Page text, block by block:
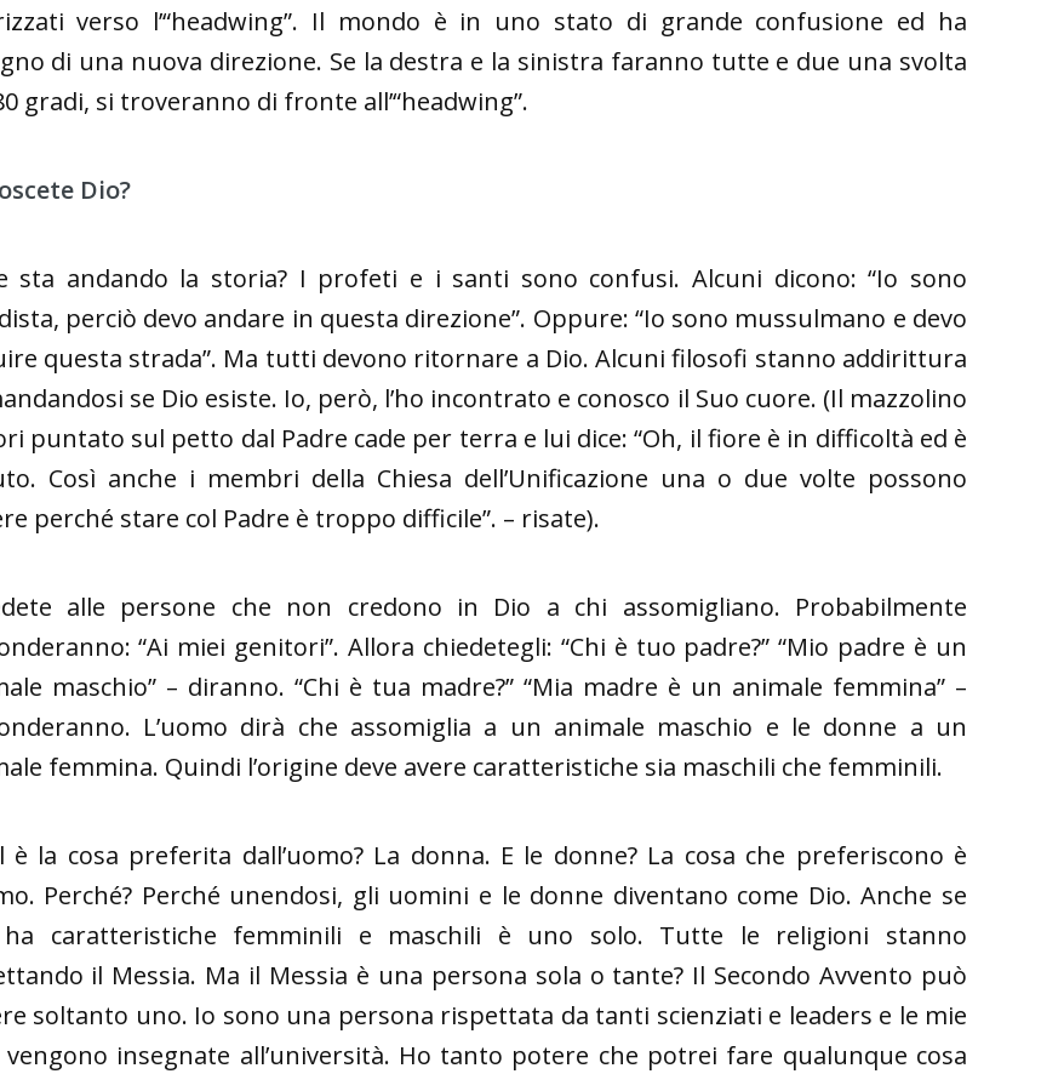
verso l’“headwing”. Il mondo è in uno stato di grande confusione ed ha
di una nuova direzione. Se la destra e la sinistra faranno tutte e due una svolta
gradi, si troveranno di fronte all’“headwing”.
Dio?
sta andando la storia? I profeti e i santi sono confusi. Alcuni dicono: “Io sono
perciò devo andare in questa direzione”. Oppure: “Io sono mussulmano e devo
questa strada”. Ma tutti devono ritornare a Dio. Alcuni filosofi stanno addirittura
se Dio esiste. Io, però, l’ho incontrato e conosco il Suo cuore. (Il mazzolino
puntato sul petto dal Padre cade per terra e lui dice: “Oh, il fiore è in difficoltà ed è
Così anche i membri della Chiesa dell’Unificazione una o due volte possono
perché stare col Padre è troppo difficile”. – risate).
alle persone che non credono in Dio a chi assomigliano. Probabilmente
“Ai miei genitori”. Allora chiedetegli: “Chi è tuo padre?” “Mio padre è un
maschio” – diranno. “Chi è tua madre?” “Mia madre è un animale femmina” –
L’uomo dirà che assomiglia a un animale maschio e le donne a un
femmina. Quindi l’origine deve avere caratteristiche sia maschili che femminili.
è la cosa preferita dall’uomo? La donna. E le donne? La cosa che preferiscono è
Perché? Perché unendosi, gli uomini e le donne diventano come Dio. Anche se
ha caratteristiche femminili e maschili è uno solo. Tutte le religioni stanno
il Messia. Ma il Messia è una persona sola o tante? Il Secondo Avvento può
soltanto uno. Io sono una persona rispettata da tanti scienziati e leaders e le mie
vengono insegnate all’università. Ho tanto potere che potrei fare qualunque cosa